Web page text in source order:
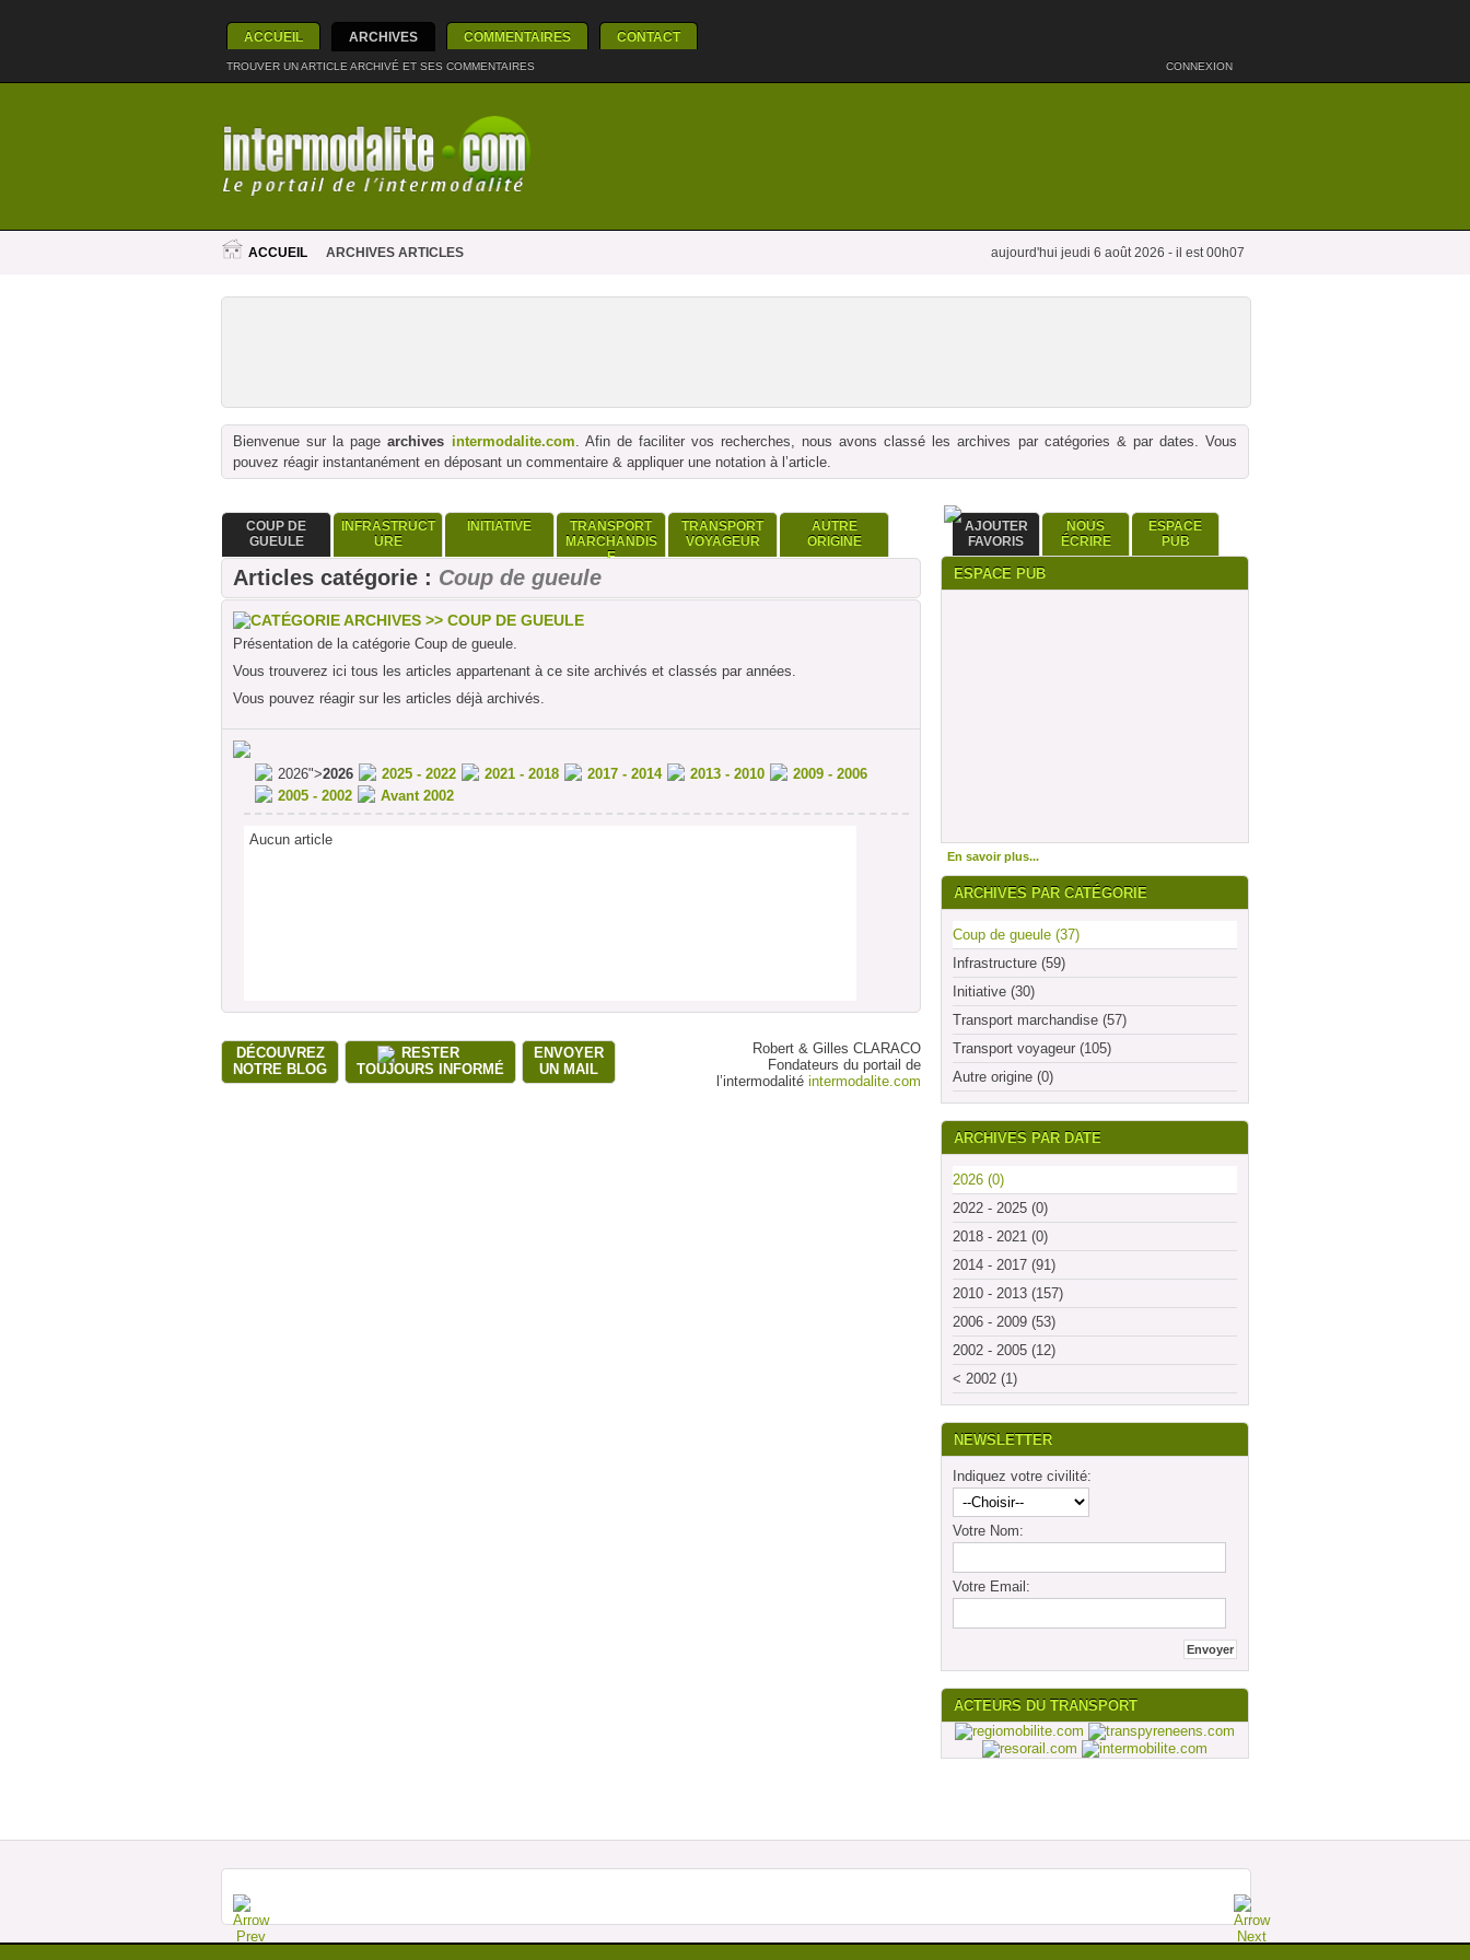
ACCUEIL ARCHIVES COMMENTAIRES CONTACT
TROUVER UN ARTICLE ARCHIVÉ ET SES COMMENTAIRES CONNEXION
ACCUEIL ARCHIVES ARTICLES aujourd'hui jeudi 6 août 2026 - il est 00h07
Bienvenue sur la pagearchives intermodalite.com. Afin de faciliter vos recherches, nous avons classé les archives par catégories & par dates. Vous
pouvez réagir instantanément en déposant un commentaire & appliquer une notation à l’article.
COUP DE
GUEULE
INFRASTRUCT
URE
INITIATIVE
TRANSPORT
MARCHANDIS
E
TRANSPORT
VOYAGEUR
AUTRE
ORIGINE
Articles catégorie : Coup de gueule
CATÉGORIE ARCHIVES >> COUP DE GUEULE
Présentation de la catégorie Coup de gueule.
Vous trouverez ici tous les articles appartenant à ce site archivés et classés par années.
Vous pouvez réagir sur les articles déjà archivés.
2026">2026 2025 - 2022 2021 - 2018 2017 - 2014 2013 - 2010
2009 - 2006
2005 - 2002
Avant 2002
Aucun article
DÉCOUVREZ
NOTRE BLOG
RESTER
TOUJOURS INFORMÉ
ENVOYER
UN MAIL
Robert & Gilles CLARACO
Fondateurs du portail de
l’intermodalité intermodalite.com
AJOUTER
FAVORIS
NOUS
ÉCRIRE
ESPACE
PUB
ESPACE PUB
En savoir plus...
ARCHIVES PAR CATÉGORIE
Coup de gueule (37)
Infrastructure (59)
Initiative (30)
Transport marchandise (57)
Transport voyageur (105)
Autre origine (0)
ARCHIVES PAR DATE
2026 (0)
2022 - 2025 (0)
2018 - 2021 (0)
2014 - 2017 (91)
2010 - 2013 (157)
2006 - 2009 (53)
2002 - 2005 (12)
< 2002 (1)
NEWSLETTER
Indiquez votre civilité:
Votre Nom:
Votre Email:
ACTEURS DU TRANSPORT